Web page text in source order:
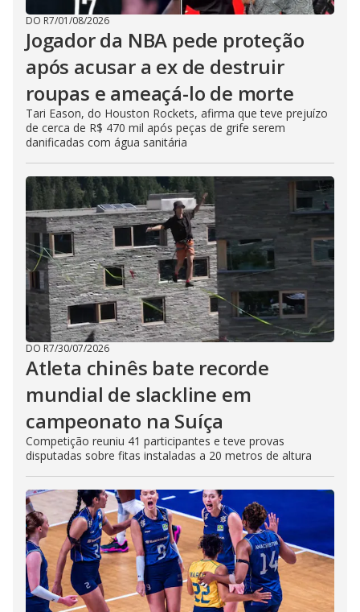
DO R7/01/08/2026
Jogador da NBA pede proteção
após acusar a ex de destruir
roupas e ameaçá-lo de morte
Tari Eason, do Houston Rockets, afirma que teve prejuízo
de cerca de R$ 470 mil após peças de grife serem
danificadas com água sanitária
DO R7/30/07/2026
Atleta chinês bate recorde
mundial de slackline em
campeonato na Suíça
Competição reuniu 41 participantes e teve provas
disputadas sobre fitas instaladas a 20 metros de altura